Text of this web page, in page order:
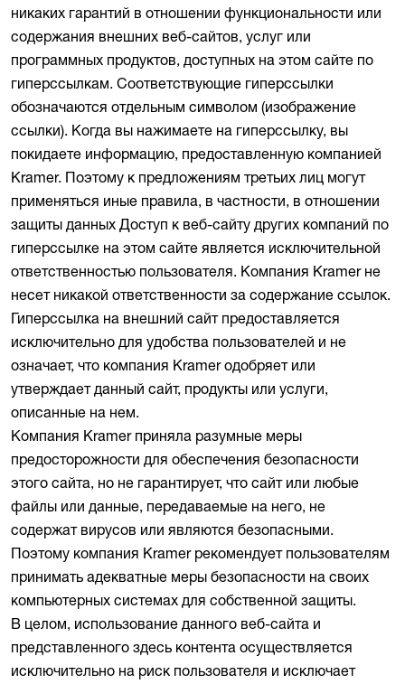
никаких гарантий в отношении функциональности или
содержания внешних веб-сайтов, услуг или
программных продуктов, доступных на этом сайте по
гиперссылкам. Соответствующие гиперссылки
обозначаются отдельным символом (изображение
ссылки). Когда вы нажимаете на гиперссылку, вы
покидаете информацию, предоставленную компанией
Kramer. Поэтому к предложениям третьих лиц могут
применяться иные правила, в частности, в отношении
защиты данных Доступ к веб-сайту других компаний по
гиперссылке на этом сайте является исключительной
ответственностью пользователя. Компания Kramer не
несет никакой ответственности за содержание ссылок.
Гиперссылка на внешний сайт предоставляется
исключительно для удобства пользователей и не
означает, что компания Kramer одобряет или
утверждает данный сайт, продукты или услуги,
описанные на нем.
Компания Kramer приняла разумные меры
предосторожности для обеспечения безопасности
этого сайта, но не гарантирует, что сайт или любые
файлы или данные, передаваемые на него, не
содержат вирусов или являются безопасными.
Поэтому компания Kramer рекомендует пользователям
принимать адекватные меры безопасности на своих
компьютерных системах для собственной защиты.
В целом, использование данного веб-сайта и
представленного здесь контента осуществляется
исключительно на риск пользователя и исключает